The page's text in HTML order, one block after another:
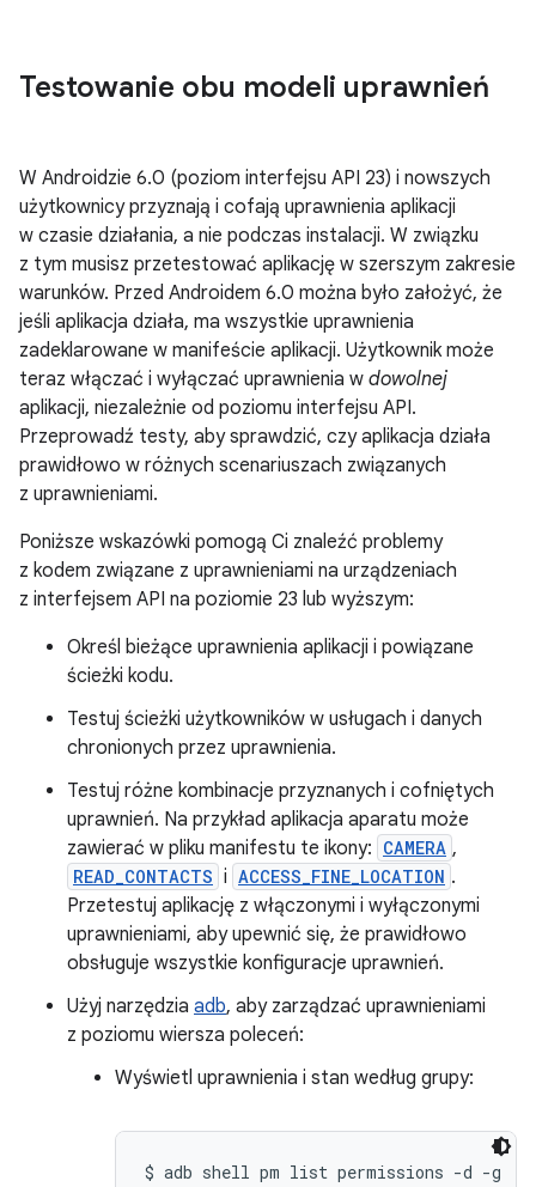
Testowanie obu modeli uprawnień
W Androidzie 6.0 (poziom interfejsu API 23) i nowszych
użytkownicy przyznają i cofają uprawnienia aplikacji
w czasie działania, a nie podczas instalacji. W związku
z tym musisz przetestować aplikację w szerszym zakresie
warunków. Przed Androidem 6.0 można było założyć, że
jeśli aplikacja działa, ma wszystkie uprawnienia
zadeklarowane w manifeście aplikacji. Użytkownik może
teraz włączać i wyłączać uprawnienia w dowolnej
aplikacji, niezależnie od poziomu interfejsu API.
Przeprowadź testy, aby sprawdzić, czy aplikacja działa
prawidłowo w różnych scenariuszach związanych
z uprawnieniami.
Poniższe wskazówki pomogą Ci znaleźć problemy
z kodem związane z uprawnieniami na urządzeniach
z interfejsem API na poziomie 23 lub wyższym:
Określ bieżące uprawnienia aplikacji i powiązane
ścieżki kodu.
Testuj ścieżki użytkowników w usługach i danych
chronionych przez uprawnienia.
Testuj różne kombinacje przyznanych i cofniętych
uprawnień. Na przykład aplikacja aparatu może
zawierać w pliku manifestu te ikony: CAMERA ,
READ_CONTACTS i ACCESS_FINE_LOCATION .
Przetestuj aplikację z włączonymi i wyłączonymi
uprawnieniami, aby upewnić się, że prawidłowo
obsługuje wszystkie konfiguracje uprawnień.
Użyj narzędzia adb, aby zarządzać uprawnieniami
z poziomu wiersza poleceń:
Wyświetl uprawnienia i stan według grupy:
$ adb shell pm list permissions -d -g